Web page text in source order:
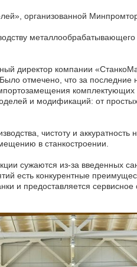
организованной
директор компании
отмечено, что за последние
и модификаций: от
чистоту и
в станкостроении.
сужаются из-за введенных
есть конкурентные
и предоставляется